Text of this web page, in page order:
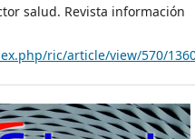
salud. Revista información
ric/article/view/570/